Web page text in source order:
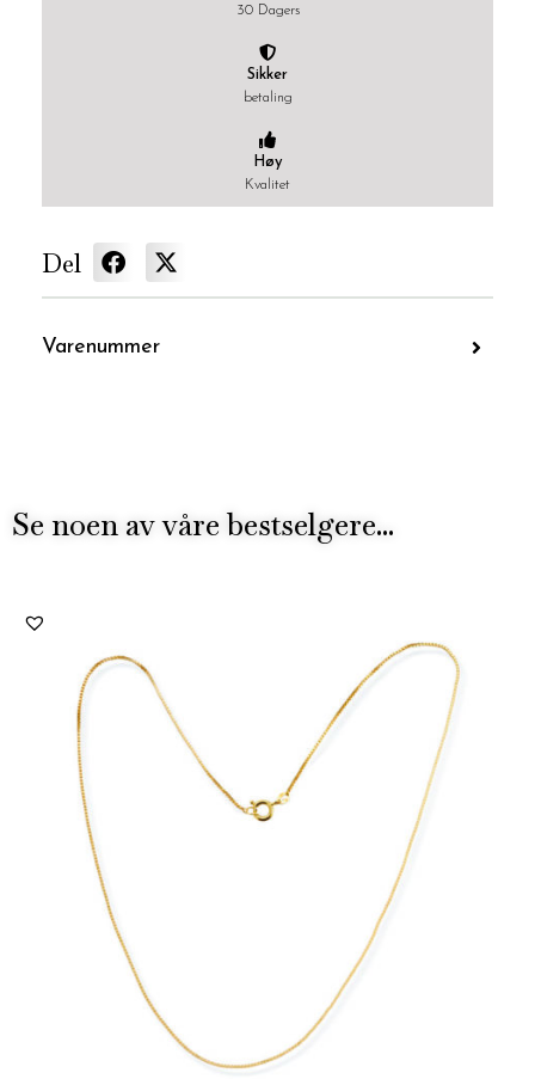
30 Dagers
Sikker
betaling
Høy
Kvalitet
Del
Varenummer
Se noen av våre bestselgere...